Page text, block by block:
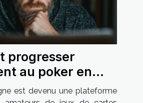
progresser
au poker en
les débutants
est devenu une plateforme